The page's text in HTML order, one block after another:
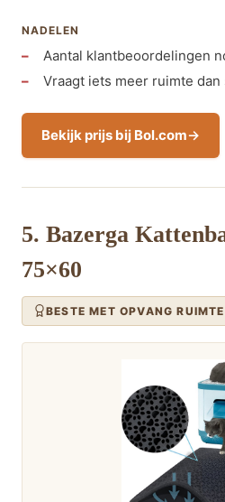
NADELEN
Aantal klantbeoordelingen
Vraagt iets meer ruimte dan
Bekijk prijs bij Bol.com
5. Bazerga
75×60
BESTE MET OPVANG RUIMTE